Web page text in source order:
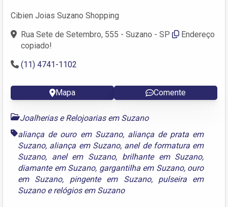
Cibien Joias Suzano Shopping
Rua Sete de Setembro, 555 - Suzano - SP
Endereço
copiado!
(11) 4741-1102
Mapa Comente
Joalherias e Relojoarias em Suzano
aliança de ouro em Suzano, aliança de prata em
Suzano, aliança em Suzano, anel de formatura em
Suzano, anel em Suzano, brilhante em Suzano,
diamante em Suzano, gargantilha em Suzano, ouro
em Suzano, pingente em Suzano, pulseira em
Suzanoerelógios em Suzano